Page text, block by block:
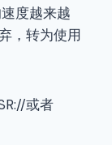
度越来越
，转为使用
或者